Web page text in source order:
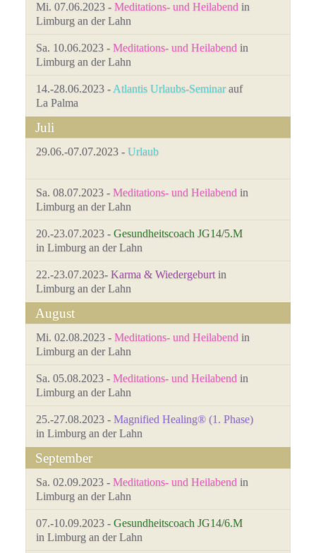
Mi. 07.06.2023 - Meditations- und Heilabend in
Limburg an der Lahn
Sa. 10.06.2023 - Meditations- und Heilabend in
Limburg an der Lahn
14.-28.06.2023 -Atlantis Urlaubs-Seminarauf
La Palma
Juli
29.06.-07.07.2023 - Urlaub
Sa. 08.07.2023 - Meditations- und Heilabend in
Limburg an der Lahn
20.-23.07.2023 - Gesundheitscoach JG14/5.M
in Limburg an der Lahn
22.-23.07.2023- Karma & Wiedergeburtin
Limburg an der Lahn
August
Mi. 02.08.2023 - Meditations- und Heilabend in
Limburg an der Lahn
Sa. 05.08.2023 - Meditations- und Heilabend in
Limburg an der Lahn
25.-27.08.2023 - Magnified Healing® (1. Phase)
in Limburg an der Lahn
September
Sa. 02.09.2023 - Meditations- und Heilabend in
Limburg an der Lahn
07.-10.09.2023 - Gesundheitscoach JG14/6.M
in Limburg an der Lahn